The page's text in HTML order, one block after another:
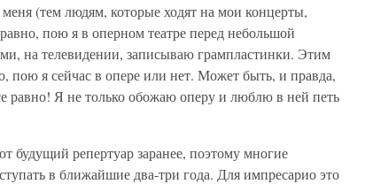
(тем людям, которые ходят на мои концерты,
пою я в оперном театре перед небольшой
на телевидении, записываю грампластинки. Этим
пою я сейчас в опере или нет. Может быть, и правда,
равно! Я не только обожаю оперу и люблю в ней петь
будущий репертуар заранее, поэтому многие
в ближайшие два-три года. Для импресарио это